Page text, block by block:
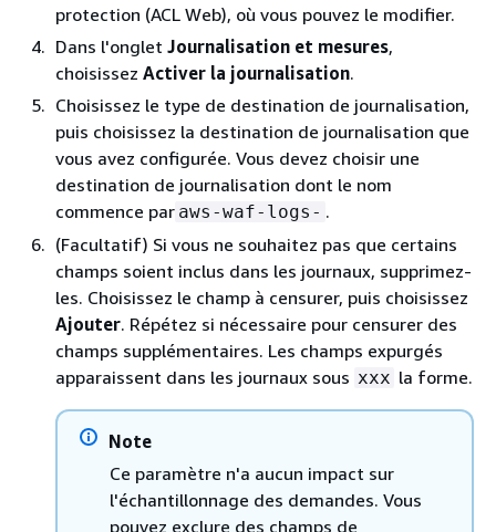
protection (ACL Web), où vous pouvez le modifier.
Dans l'onglet Journalisation et mesures,
choisissez Activer la journalisation.
Choisissez le type de destination de journalisation,
puis choisissez la destination de journalisation que
vous avez configurée. Vous devez choisir une
destination de journalisation dont le nom
commence par aws-waf-logs- .
(Facultatif) Si vous ne souhaitez pas que certains
champs soient inclus dans les journaux, supprimez-
les. Choisissez le champ à censurer, puis choisissez
Ajouter. Répétez si nécessaire pour censurer des
champs supplémentaires. Les champs expurgés
apparaissent dans les journaux sous xxx la forme.
Note
Ce paramètre n'a aucun impact sur
l'échantillonnage des demandes. Vous
pouvez exclure des champs de